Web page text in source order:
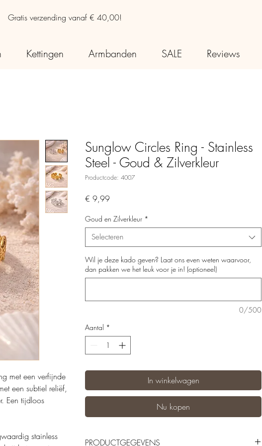
Gratis verzending vanaf € 40,00!
Kettingen Armbanden SALE Reviews
met een verfijnde
een subtiel reliëf,
Een tijdloos
stainless
Sunglow Circles Ring - Stainless
Steel - Goud & Zilverkleur
Productcode: 4007
€ 9,99Prijs
Goud en Zilverkleur *
Selecteren
Wil je deze kado geven? Laat ons even weten waarvoor,
dan pakken we het leuk voor je in! (optioneel)
0/500
Aantal *
In winkelwagen
Nu kopen
PRODUCTGEGEVENS